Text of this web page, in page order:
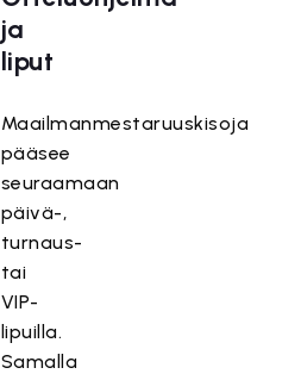
ja
liput
Maailmanmestaruuskisoja
pääsee
seuraamaan
päivä-,
turnaus-
tai
VIP-
lipuilla.
Samalla